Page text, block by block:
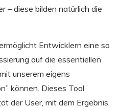
– diese bilden natürlich die
Entwicklern eine so
auf die essentiellen
unserem eigens
können. Dieses Tool
der User, mit dem Ergebnis,